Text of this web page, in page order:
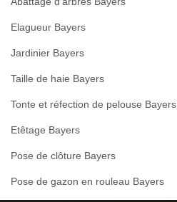
Elagueur Bayers
Jardinier Bayers
Taille de haie Bayers
Tonte et réfection de pelouse Bayers
Etêtage Bayers
Pose de clôture Bayers
Pose de gazon en rouleau Bayers